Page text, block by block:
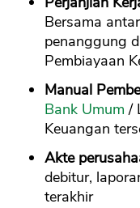
Bersama
penanggung
Pembiayaan
Manual
Bank Umum /
Keuangan
Akte
debitur,
terakhir